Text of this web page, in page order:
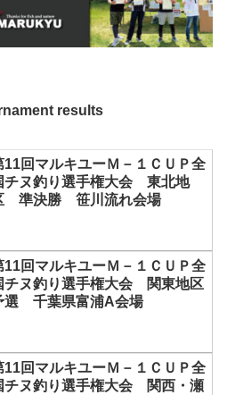
results
11回マルキユーＭ－１ＣＵＰ全
チヌ釣り選手権大会 東北地
準決勝 笹川流れ会場
11回マルキユーＭ－１ＣＵＰ全
チヌ釣り選手権大会 関東地区
選 千葉県富浦A会場
11回マルキユーＭ－１ＣＵＰ全
チヌ釣り選手権大会 関西・瀬